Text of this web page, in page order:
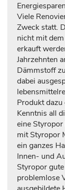
Viele
Zweck statt.
nicht mit
erkauft
Jahrzehnten
Dämmstoff
dabei
Produkt
Kenntnis all
eine
mit Styropor
ein ganzes
Innen- und
Styropor
problemlose